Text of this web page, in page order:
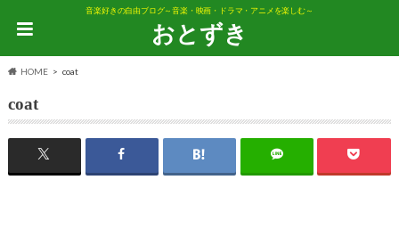
音楽好きの自由ブログ～音楽・映画・ドラマ・アニメを楽しむ～
おとずき
HOME coat
coat